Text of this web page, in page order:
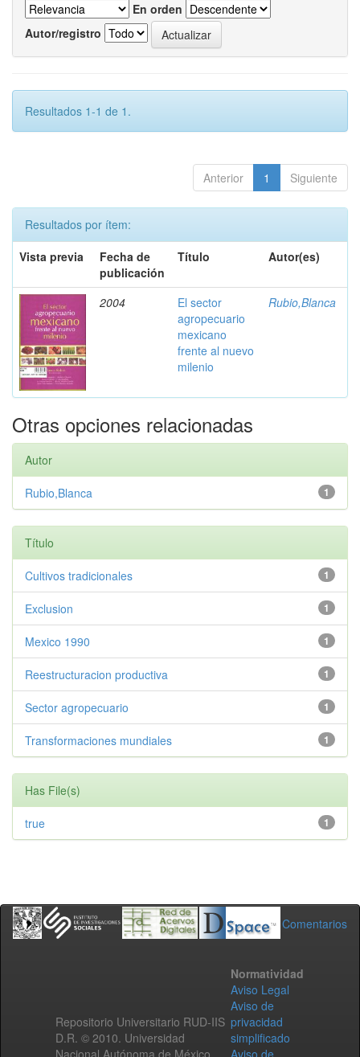
En orden
Autor/registro
Resultados 1-1 de 1.
Anterior 1 Siguiente
Resultados por ítem:
Vista previa
Fecha de
publicación
Título Autor(es)
2004
El sector
agropecuario
mexicano
frente al nuevo
milenio
Rubio,Blanca
Otras opciones relacionadas
Autor
1
Rubio,Blanca
Título
1
Cultivos tradicionales
1
Exclusion
1
Mexico 1990
1
Reestructuracion productiva
1
Sector agropecuario
1
Transformaciones mundiales
Has File(s)
1
true
Comentarios
Repositorio Universitario RUD-IIS
D.R. © 2010. Universidad
Nacional Autónoma de México.
Normatividad
Aviso Legal
Aviso de
privacidad
simplificado
Aviso de